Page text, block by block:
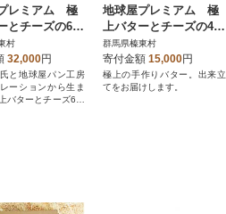
レミアム 極
とチーズの6種
Bセット]
村
32,000円
と地球屋パン工房
ーションから生ま
バターとチーズ6種
地球屋プレミアム 極
上バターとチーズの4個
セット
群馬県榛東村
寄付金額 15,000円
極上の手作りバター。出来立
てをお届けします。